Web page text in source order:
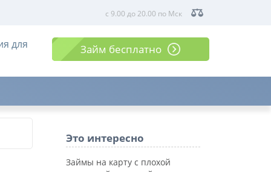
с 9.00 до 20.00 по Мск
для
Займ бесплатно
Это интересно
Займы на карту с плохой